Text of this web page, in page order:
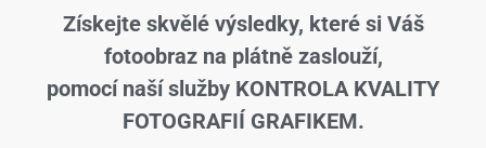
Získejte skvělé výsledky, které si Váš
fotoobraz na plátně zaslouží,
pomocí naší služby KONTROLA KVALITY
FOTOGRAFIÍ GRAFIKEM.